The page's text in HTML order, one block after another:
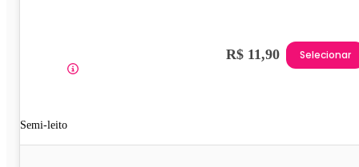
Semi-leito
R$ 11,90 Selecionar